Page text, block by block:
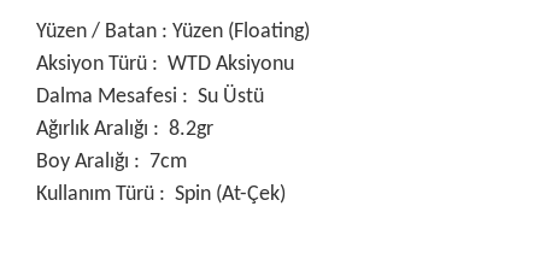
Yüzen / Batan : Yüzen (Floating)
Aksiyon Türü : WTD Aksiyonu
Dalma Mesafesi : Su Üstü
Ağırlık Aralığı : 8.2gr
Boy Aralığı : 7cm
Kullanım Türü : Spin (At-Çek)